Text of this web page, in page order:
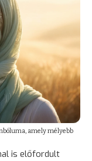
amely mélyebb
is előfordult